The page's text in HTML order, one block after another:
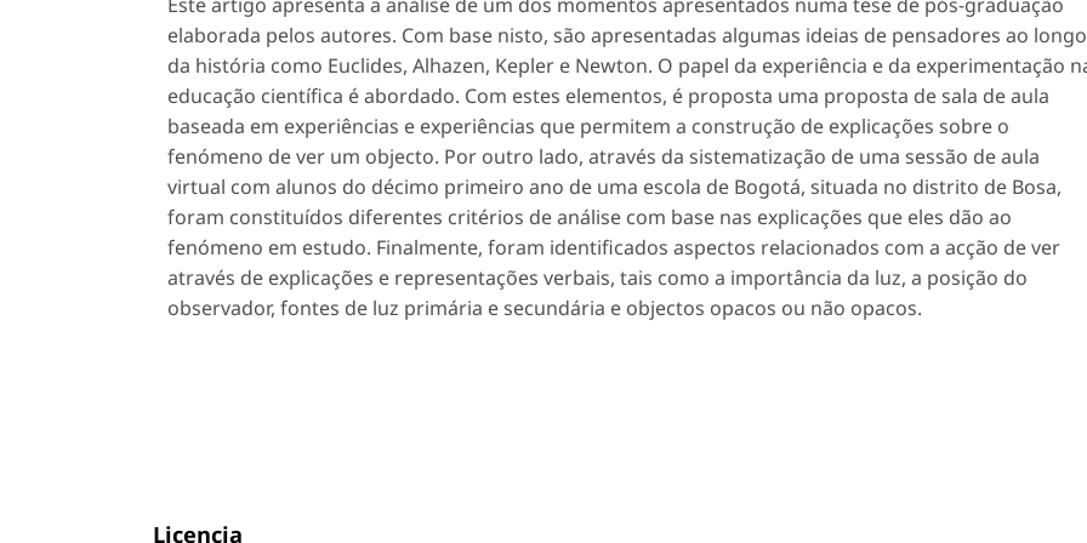
Este artigo apresenta a análise de um dos momentos apresentados numa tese de pós-graduação
elaborada pelos autores. Com base nisto, são apresentadas algumas ideias de pensadores ao longo
da história como Euclides, Alhazen, Kepler e Newton. O papel da experiência e da experimentação
educação científica é abordado. Com estes elementos, é proposta uma proposta de sala de aula
baseada em experiências e experiências que permitem a construção de explicações sobre o
fenómeno de ver um objecto. Por outro lado, através da sistematização de uma sessão de aula
virtual com alunos do décimo primeiro ano de uma escola de Bogotá, situada no distrito de Bosa,
foram constituídos diferentes critérios de análise com base nas explicações que eles dão ao
fenómeno em estudo. Finalmente, foram identificados aspectos relacionados com a acção de ver
através de explicações e representações verbais, tais como a importância da luz, a posição do
observador, fontes de luz primária e secundária e objectos opacos ou não opacos.
Licencia